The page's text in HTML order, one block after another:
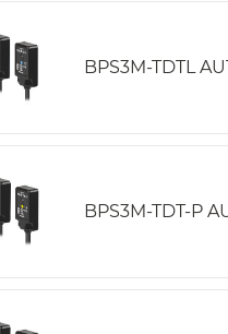
BPS3M-TDTL
BPS3M-TDT-P